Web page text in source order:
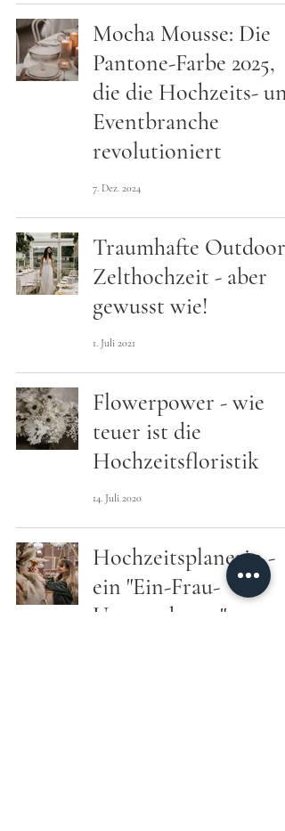
Mocha Mousse: Die
Pantone-Farbe 2025,
die die Hochzeits- und
Eventbranche
revolutioniert
7. Dez. 2024
Traumhafte Outdoor
Zelthochzeit - aber
gewusst wie!
1. Juli 2021
Flowerpower - wie
teuer ist die
Hochzeitsfloristik
14. Juli 2020
Hochzeitsplanerin -
ein "Ein-Frau-
Unternehmen"